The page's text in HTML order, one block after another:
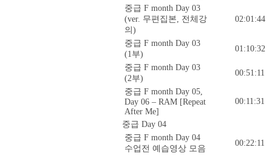
중급 F month Day 03
(ver. 무편집본, 전체강
의)
02:01:44
중급 F month Day 03
(1부)
01:10:32
중급 F month Day 03
(2부)
00:51:11
중급 F month Day 05,
Day 06 – RAM [Repeat
After Me]
00:11:31
중급 Day 04
중급 F month Day 04
수업전 예습영상 모음
00:22:11